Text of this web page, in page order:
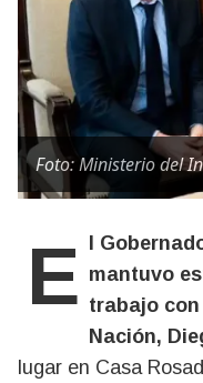
Foto: Ministerio del
El Gobernador Alberto Weretilneck mantuvo
trabajo
Nación,
lugar en Casa